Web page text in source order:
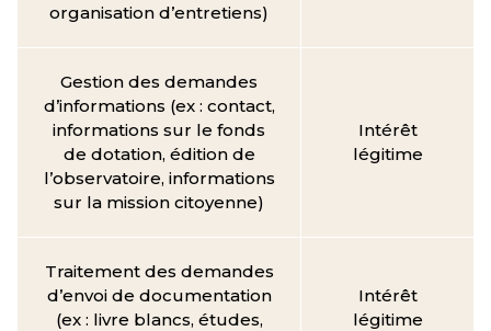
organisation d’entretiens)
Gestion des demandes
d’informations (ex : contact,
informations sur le fonds
de dotation, édition de
l’observatoire, informations
sur la mission citoyenne)
Intérêt
légitime
Traitement des demandes
d’envoi de documentation
(ex : livre blancs, études,
Intérêt
légitime